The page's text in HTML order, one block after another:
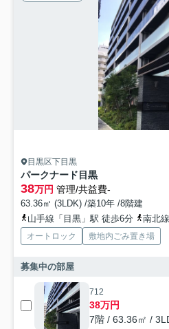
目黒区下目黒
パークナード目黒
38万円 管理/共益費-
63.36㎡ (3LDK) /築10年 /8階建
山手線「目黒」駅 徒歩6分
南北
オートロック 敷地内ごみ置き場
募集中の部屋
712
38万円
7階 / 63.36㎡ /